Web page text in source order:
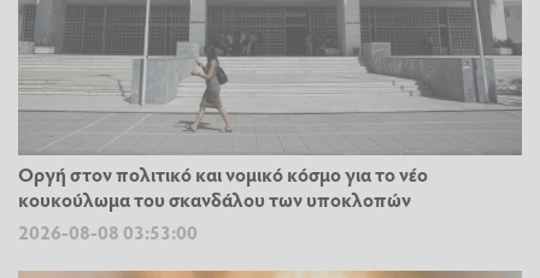
Οργή στον πολιτικό και νομικό κόσμο για το νέο
κουκούλωμα του σκανδάλου των υποκλοπών
2026-08-08 03:53:00